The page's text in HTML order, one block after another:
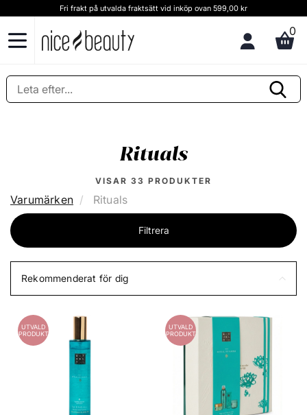
Kundservice och rådgivning Ring oss på (+46) 8 124 102 30
0
Rituals
VISAR 33 PRODUKTER
Varumärken Rituals
Filtrera
Rekommenderat för dig
UTVALD
PRODUKT
UTVALD
PRODUKT